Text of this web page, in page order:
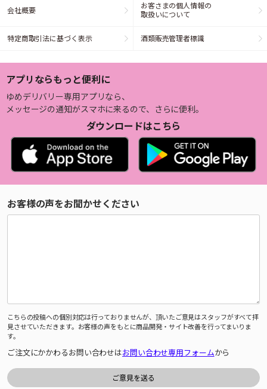
会社概要
お客さまの個人情報の
取扱いについて
特定商取引法に基づく表示 酒類販売管理者標識
アプリならもっと便利に
ゆめデリバリー専用アプリなら、
メッセージの通知がスマホに来るので、さらに便利。
ダウンロードはこちら
お客様の声をお聞かせください
こちらの投稿への個別対応は行っておりませんが、頂いたご意見はスタッフがすべて拝
見させていただきます。お客様の声をもとに商品開発・サイト改善を行ってまいりま
す。
ご注文にかかわるお問い合わせはお問い合わせ専用フォームから